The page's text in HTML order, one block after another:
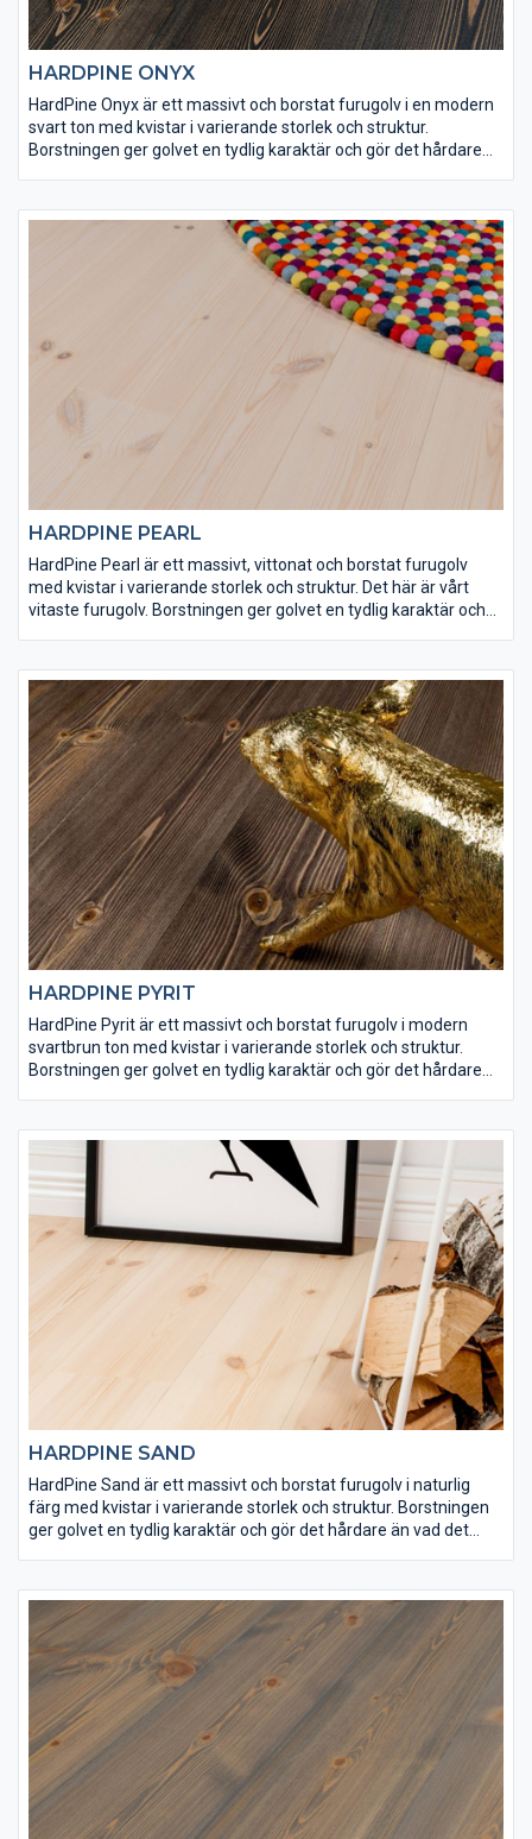
HARDPINE ONYX
HardPine Onyx är ett massivt och borstat furugolv i en modern
svart ton med kvistar i varierande storlek och struktur.
Borstningen ger golvet en tydlig karaktär och gör det hårdare
att få rätt finish och slitstyrka. Det här är ett golv som är
lämpligt både för tuff hemmiljö och offentliga lokaler.
HARDPINE PEARL
HardPine Pearl är ett massivt, vittonat och borstat furugolv
med kvistar i varierande storlek och struktur. Det här är vårt
vitaste furugolv. Borstningen ger golvet en tydlig karaktär och
hårdvaxolja för att få rätt finish och slitstyrka. Det här är ett golv
som är lämpligt både för tuff hemmiljö och offentliga lokaler.
HARDPINE PYRIT
HardPine Pyrit är ett massivt och borstat furugolv i modern
svartbrun ton med kvistar i varierande storlek och struktur.
Borstningen ger golvet en tydlig karaktär och gör det hårdare
hårdvaxolja 3062 för att få rätt finish och slitstyrka. Det här är
ett golv som är lämpligt både för tuff hemmiljö och offentliga
lokaler.
HARDPINE SAND
HardPine Sand är ett massivt och borstat furugolv i naturlig
färg med kvistar i varierande storlek och struktur. Borstningen
ger golvet en tydlig karaktär och gör det hårdare än vad det
få rätt finish och slitstyrka. Det här är ett golv som är lämpligt
både för tuff hemmiljö och offentliga lokaler – ett vackert och
klassiskt svenskt furugolv.